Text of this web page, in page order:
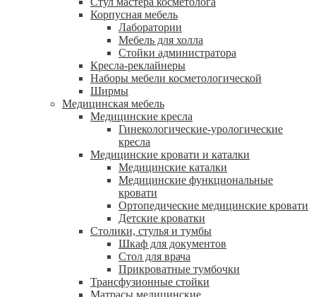
Корпусная мебель
Лаборатории
Мебель для холла
Стойки администратора
Кресла-реклайнеры
Наборы мебели косметологической
Ширмы
Медицинская мебель
Медицинские кресла
Гинекологические-урологические
кресла
Медицинские кровати и каталки
Медицинские каталки
Медицинские функциональные
кровати
Ортопедические медицинские кровати
Детские кроватки
Столики, стулья и тумбы
Шкаф для документов
Стол для врача
Прикроватные тумбочки
Трансфузионные стойки
Матрасы медицинские